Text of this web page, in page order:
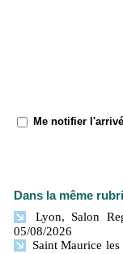
Me notifier
Dans la même
Lyon, Salon
05/08/2026
Saint Maurice